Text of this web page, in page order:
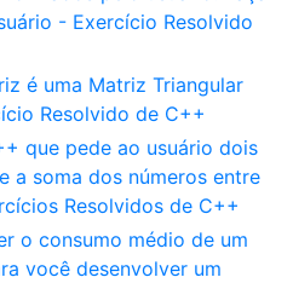
- Exercício Resolvido
é uma Matriz Triangular
Resolvido de C++
que pede ao usuário dois
a soma dos números entre
Resolvidos de C++
o consumo médio de um
você desenvolver um